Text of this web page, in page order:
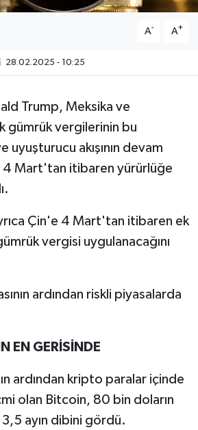
A- A+
28.02.2025 - 10:25
Trump, Meksika ve
gümrük vergilerinin bu
uyuşturucu akışının devam
4 Mart'tan itibaren yürürlüğe
Çin'e 4 Mart'tan itibaren ek
vergisi uygulanacağını
ardından riskli piyasalarda
EN GERİSİNDE
ardından kripto paralar içinde
olan Bitcoin, 80 bin doların
ayın dibini gördü.